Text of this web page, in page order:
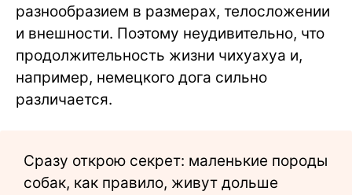
разнообразием в размерах, телосложении
и внешности. Поэтому неудивительно, что
продолжительность жизни чихуахуа и,
например, немецкого дога сильно
различается.
Сразу открою секрет: маленькие породы
собак, как правило, живут дольше